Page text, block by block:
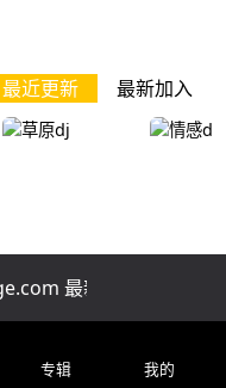
最近更新 最新加入
烧 酒吧串烧 车
最新好听免费下载
专辑 我的